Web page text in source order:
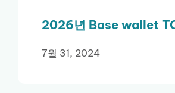
2026년 Base wallet
7월 31, 2024